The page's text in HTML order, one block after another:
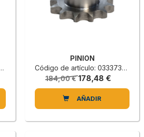
PINION
Código de artículo: 0333730600D
184,00 € 178,48 €
AÑADIR